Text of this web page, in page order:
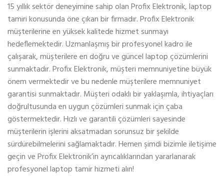
15 yıllık sektör deneyimine sahip olan Profix Elektronik, laptop
tamiri konusunda öne çıkan bir firmadır. Profix Elektronik
müşterilerine en yüksek kalitede hizmet sunmayı
hedeflemektedir. Uzmanlaşmış bir profesyonel kadro ile
çalışarak, müşterilere en doğru ve güncel laptop çözümlerini
sunmaktadır. Profix Elektronik, müşteri memnuniyetine büyük
önem vermektedir ve bu nedenle müşterilere memnuniyet
garantisi sunmaktadır. Müşteri odaklı bir yaklaşımla, ihtiyaçları
doğrultusunda en uygun çözümleri sunmak için çaba
göstermektedir. Hızlı ve garantili çözümleri sayesinde
müşterilerin işlerini aksatmadan sorunsuz bir şekilde
sürdürebilmelerini sağlamaktadır. Hemen şimdi bizimle iletişime
geçin ve Profix Elektronik’in ayrıcalıklarından yararlanarak
profesyonel laptop tamir hizmeti alın!